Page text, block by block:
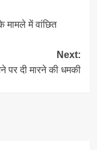
मामले में वांछित
Next:
पर दी मारने की धमकी